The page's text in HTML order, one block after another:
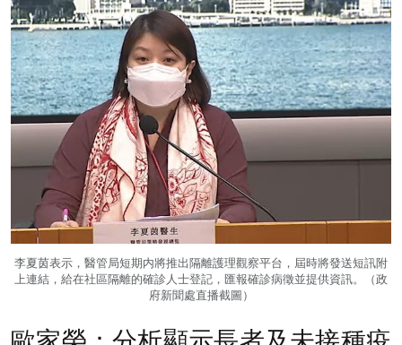
李夏茵表示，醫管局短期内將推出隔離護理觀察平台，屆時將發送短訊附
上連結，給在社區隔離的確診人士登記，匯報確診病徵並提供資訊。（政
府新聞處直播截圖）